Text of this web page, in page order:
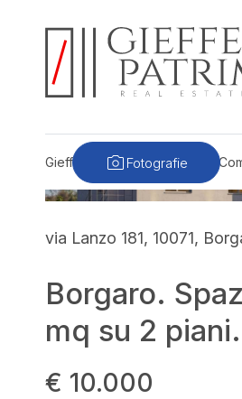
Gieffe Patrimoni>Immobili
Fotografie
via Lanzo 181, 10071,
Borgaro.
mq su 2 piani.
€ 10.000